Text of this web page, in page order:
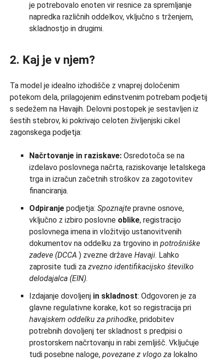
je potrebovalo enoten vir resnice za spremljanje
napredka različnih oddelkov, vključno s trženjem,
skladnostjo in drugimi.
2. Kaj je v njem?
Ta model je idealno izhodišče z vnaprej določenim
potekom dela, prilagojenim edinstvenim potrebam podjetij
s sedežem na Havajih. Delovni postopek je sestavljen iz
šestih stebrov, ki pokrivajo celoten življenjski cikel
zagonskega podjetja:
Načrtovanje in raziskave: Osredotoča se na
izdelavo poslovnega načrta, raziskovanje letalskega
trga in izračun začetnih stroškov za zagotovitev
financiranja.
Odpiranje podjetja: Spoznajte pravne osnove,
vključno z izbiro poslovne oblike, registracijo
poslovnega imena in vložitvijo ustanovitvenih
dokumentov na oddelku za trgovino in potrošniške
zadeve (DCCA ) zvezne države Havaji. Lahko
zaprosite tudi za zvezno identifikacijsko številko
delodajalca (EIN).
Izdajanje dovoljenj in skladnost: Odgovoren je za
glavne regulativne korake, kot so registracija pri
havajskem oddelku za prihodke, pridobitev
potrebnih dovoljenj ter skladnost s predpisi o
prostorskem načrtovanju in rabi zemljišč. Vključuje
tudi posebne naloge, povezane z vlogo za lokalno